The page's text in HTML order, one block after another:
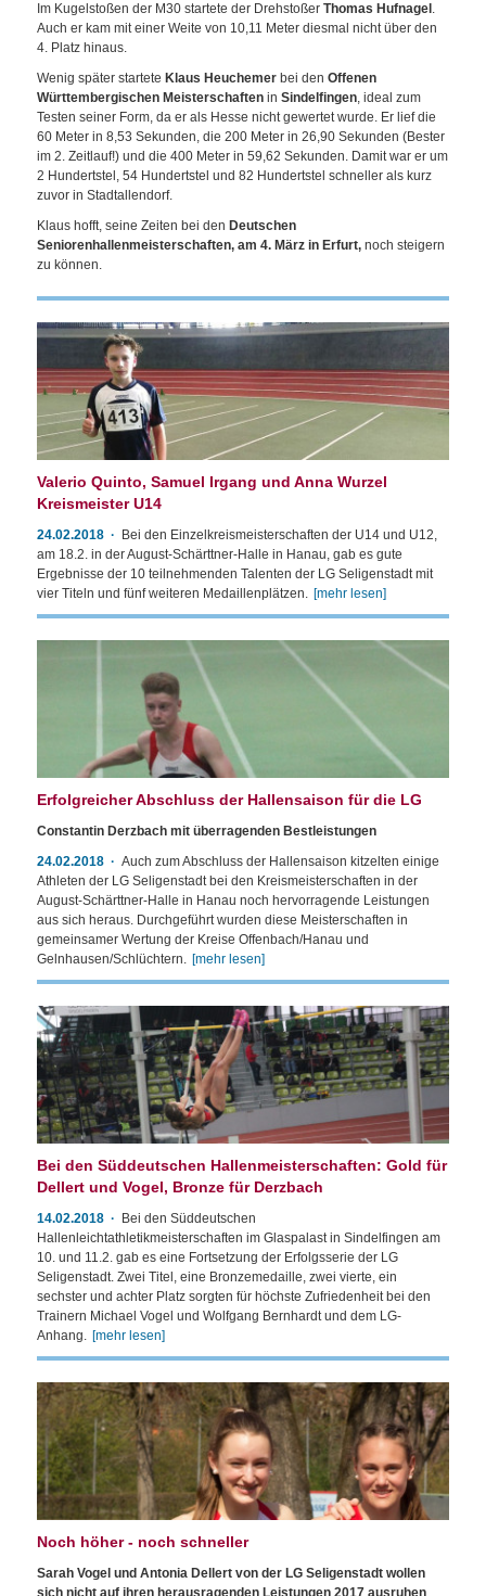
Im Kugelstoßen der M30 startete der Drehstoßer Thomas Hufnagel .
Auch er kam mit einer Weite von 10,11 Meter diesmal nicht über den
4. Platz hinaus.
Wenig später startete Klaus Heuchemer bei den Offenen
Württembergischen Meisterschaften in Sindelfingen, ideal zum
Testen seiner Form, da er als Hesse nicht gewertet wurde. Er lief die
60 Meter in 8,53 Sekunden, die 200 Meter in 26,90 Sekunden (Bester
im 2. Zeitlauf!) und die 400 Meter in 59,62 Sekunden. Damit war er um
2 Hundertstel, 54 Hundertstel und 82 Hundertstel schneller als kurz
zuvor in Stadtallendorf.
Klaus hofft, seine Zeiten bei den Deutschen
Seniorenhallenmeisterschaften, am 4. März in Erfurt, noch steigern
zu können.
Valerio Quinto, Samuel Irgang und Anna Wurzel
Kreismeister U14
24.02.2018
Bei den Einzelkreismeisterschaften der U14 und U12,
am 18.2. in der August-Schärttner-Halle in Hanau, gab es gute
Ergebnisse der 10 teilnehmenden Talenten der LG Seligenstadt mit
vier Titeln und fünf weiteren Medaillenplätzen. [mehr lesen]
Erfolgreicher Abschluss der Hallensaison für die LG
Constantin Derzbach mit überragenden Bestleistungen
24.02.2018
Auch zum Abschluss der Hallensaison kitzelten einige
Athleten der LG Seligenstadt bei den Kreismeisterschaften in der
August-Schärttner-Halle in Hanau noch hervorragende Leistungen
aus sich heraus. Durchgeführt wurden diese Meisterschaften in
gemeinsamer Wertung der Kreise Offenbach/Hanau und
Gelnhausen/Schlüchtern. [mehr lesen]
Bei den Süddeutschen Hallenmeisterschaften: Gold für
Dellert und Vogel, Bronze für Derzbach
14.02.2018
Bei den Süddeutschen
Hallenleichtathletikmeisterschaften im Glaspalast in Sindelfingen am
10. und 11.2. gab es eine Fortsetzung der Erfolgsserie der LG
Seligenstadt. Zwei Titel, eine Bronzemedaille, zwei vierte, ein
sechster und achter Platz sorgten für höchste Zufriedenheit bei den
Trainern Michael Vogel und Wolfgang Bernhardt und dem LG-
Anhang. [mehr lesen]
Noch höher - noch schneller
Sarah Vogel und Antonia Dellert von der LG Seligenstadt wollen
sich nicht auf ihren herausragenden Leistungen 2017 ausruhen